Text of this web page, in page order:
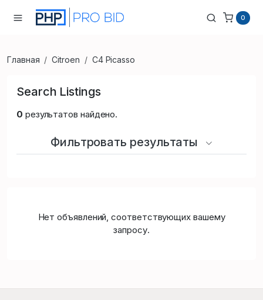
0
Главная Citroen C4 Picasso
Search Listings
0 результатов найдено.
Фильтровать результаты
Нет объявлений, соответствующих вашему
запросу.